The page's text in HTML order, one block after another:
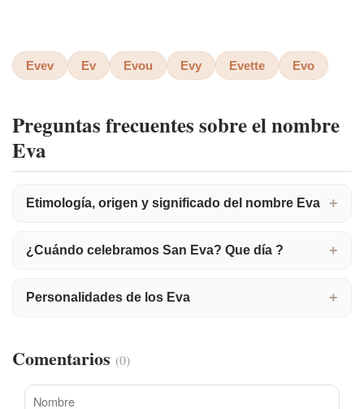
Evev Ev Evou Evy Evette Evo
Preguntas frecuentes sobre el nombre
Eva
Etimología, origen y significado del nombre Eva
¿Cuándo celebramos San Eva? Que día ?
Personalidades de los Eva
Comentarios (0)